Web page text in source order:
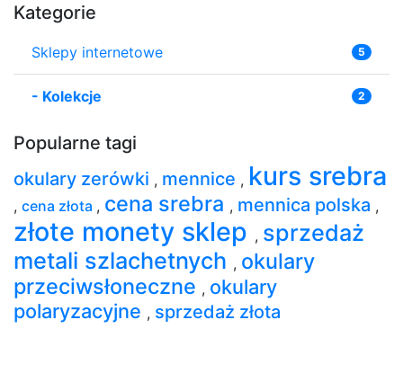
Kategorie
Sklepy internetowe 5
- Kolekcje 2
Popularne tagi
okulary zerówki , mennice , kurs srebra
, cena złota , cena srebra , mennica polska ,
złote monety sklep , sprzedaż
metali szlachetnych , okulary
przeciwsłoneczne , okulary
polaryzacyjne , sprzedaż złota